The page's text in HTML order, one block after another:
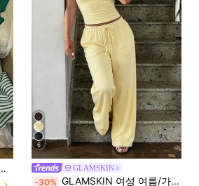
6
GLAMSKIN
-30% GLAMSKIN 여성 여름/가을 기본 솔리드 컬러 홀터 V넥 2피스 세트 탑, 개학 및 노란색 우아한